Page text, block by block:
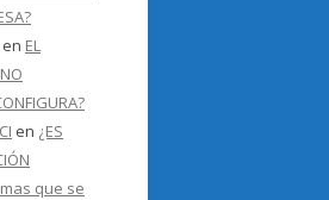
en EL
en ¿ES
que se